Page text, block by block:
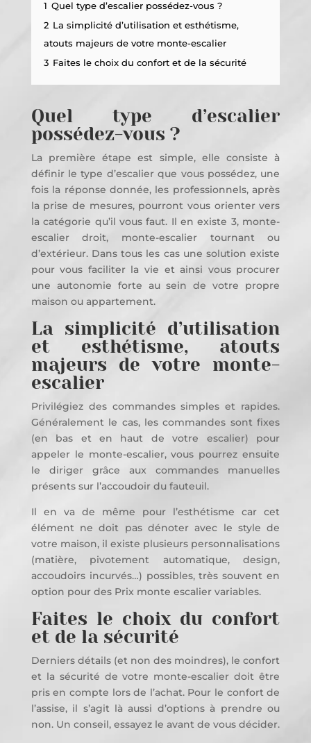
1 Quel type d’escalier possédez-vous ?
2 La simplicité d’utilisation et esthétisme,
atouts majeurs de votre monte-escalier
3 Faites le choix du confort et de la sécurité
Quel type d’escalier
possédez-vous ?
La première étape est simple, elle consiste à
définir le type d’escalier que vous possédez, une
fois la réponse donnée, les professionnels, après
la prise de mesures, pourront vous orienter vers
la catégorie qu’il vous faut. Il en existe 3, monte-
escalier droit, monte-escalier tournant ou
d’extérieur. Dans tous les cas une solution existe
pour vous faciliter la vie et ainsi vous procurer
une autonomie forte au sein de votre propre
maison ou appartement.
La simplicité d’utilisation
et esthétisme, atouts
majeurs de votre monte-
escalier
Privilégiez des commandes simples et rapides.
Généralement le cas, les commandes sont fixes
(en bas et en haut de votre escalier) pour
appeler le monte-escalier, vous pourrez ensuite
le diriger grâce aux commandes manuelles
présents sur l’accoudoir du fauteuil.
Il en va de même pour l’esthétisme car cet
élément ne doit pas dénoter avec le style de
votre maison, il existe plusieurs personnalisations
(matière, pivotement automatique, design,
accoudoirs incurvés…) possibles, très souvent en
option pour des Prix monte escalier variables.
Faites le choix du confort
et de la sécurité
Derniers détails (et non des moindres), le confort
et la sécurité de votre monte-escalier doit être
pris en compte lors de l’achat. Pour le confort de
l’assise, il s’agit là aussi d’options à prendre ou
non. Un conseil, essayez le avant de vous décider.